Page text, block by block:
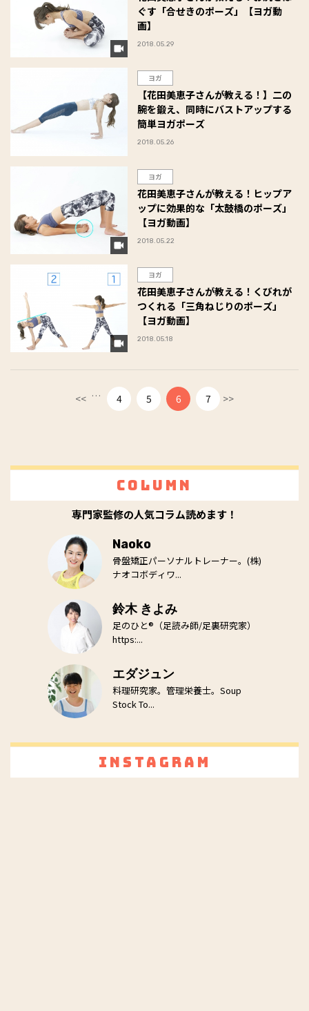
ぐす「合せきのポーズ」【ヨガ動
画】
2018.05.29
ヨガ
【花田美恵子さんが教える！】二の
腕を鍛え、同時にバストアップする
簡単ヨガポーズ
2018.05.26
ヨガ
花田美恵子さんが教える！ヒップア
ップに効果的な「太鼓橋のポーズ」
【ヨガ動画】
2018.05.22
ヨガ
花田美恵子さんが教える！くびれが
つくれる「三角ねじりのポーズ」
【ヨガ動画】
2018.05.18
<< … 4 5 6 7 >>
Column
専門家監修の人気コラム読めます！
Naoko
骨盤矯正パーソナルトレーナー。(株)
ナオコボディワ...
鈴木 きよみ
足のひと®（足読み師/足裏研究家）
https:...
エダジュン
料理研究家。管理栄養士。Soup
Stock To...
Instagram